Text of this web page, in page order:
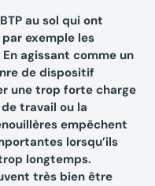
au sol qui ont
exemple les
En agissant comme un
de dispositif
une trop forte charge
travail ou la
empêchent
lorsqu’ils
longtemps.
très bien être